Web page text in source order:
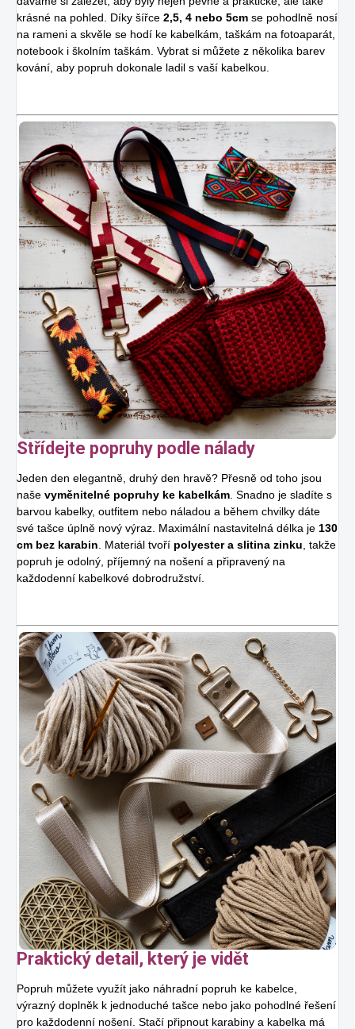
krásné na pohled. Díky šířce 2,5, 4 nebo 5cm se pohodlně nosí
na rameni a skvěle se hodí ke kabelkám, taškám na fotoaparát,
notebook i školním taškám. Vybrat si můžete z několika barev
kování, aby popruh dokonale ladil s vaší kabelkou.
Střídejte popruhy podle nálady
Jeden den elegantně, druhý den hravě? Přesně od toho jsou
naše vyměnitelné popruhy ke kabelkám . Snadno je sladíte s
barvou kabelky, outfitem nebo náladou a během chvilky dáte
své tašce úplně nový výraz. Maximální nastavitelná délka je 130
cm bez karabin . Materiál tvoří polyester a slitina zinku , takže
popruh je odolný, příjemný na nošení a připravený na
každodenní kabelkové dobrodružství.
Praktický detail, který je vidět
Popruh můžete využít jako náhradní popruh ke kabelce,
výrazný doplněk k jednoduché tašce nebo jako pohodlné řešení
pro každodenní nošení. Stačí připnout karabiny a kabelka má